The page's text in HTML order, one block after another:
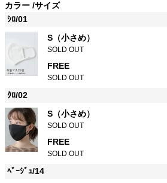
カラー サイズ
ｼﾛ/01
S（小さめ）
SOLD OUT
FREE
SOLD OUT
ｸﾛ/02
S（小さめ）
SOLD OUT
FREE
SOLD OUT
ﾍﾞｰｼﾞｭ/14